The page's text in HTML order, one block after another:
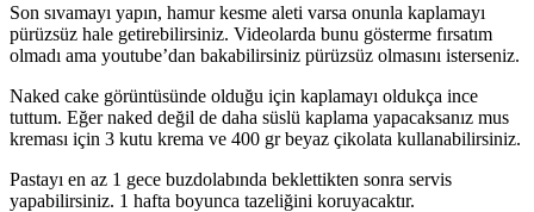
Son sıvamayı yapın, hamur kesme aleti varsa onunla kaplamayı
pürüzsüz hale getirebilirsiniz. Videolarda bunu gösterme fırsatım
olmadı ama youtube’dan bakabilirsiniz pürüzsüz olmasını isterseniz.
Naked cake görüntüsünde olduğu için kaplamayı oldukça ince
tuttum. Eğer naked değil de daha süslü kaplama yapacaksanız mus
kreması için 3 kutu krema ve 400 gr beyaz çikolata kullanabilirsiniz.
Pastayı en az 1 gece buzdolabında beklettikten sonra servis
yapabilirsiniz. 1 hafta boyunca tazeliğini koruyacaktır.